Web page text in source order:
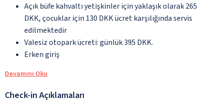
Açık büfe kahvaltı yetişkinler için yaklaşık olarak 265
DKK, çocuklar için 130 DKK ücret karşılığında servis
edilmektedir
Valesiz otopark ücreti: günlük 395 DKK.
Erken giriş
Devamını Oku
Check-in Açıklamaları